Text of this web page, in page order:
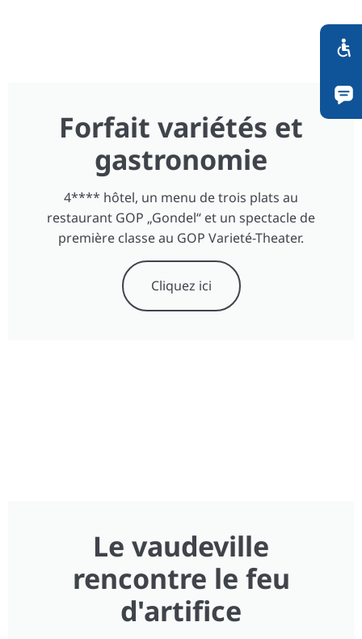
Forfait variétés et
gastronomie
4**** hôtel, un menu de trois plats au
restaurant GOP „Gondel“ et un spectacle de
première classe au GOP Varieté-Theater.
Cliquez ici
Le vaudeville
rencontre le feu
d'artifice